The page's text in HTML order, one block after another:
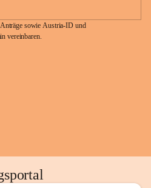
sowie Austria-ID und
vereinbaren.